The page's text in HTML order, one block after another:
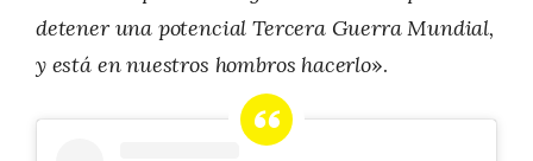
detener una potencial Tercera Guerra Mundial,
y está en nuestros hombros hacerlo».